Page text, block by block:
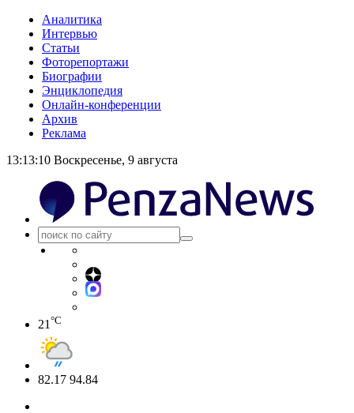
Аналитика
Интервью
Статьи
Фоторепортажи
Биографии
Энциклопедия
Онлайн-конференции
Архив
Реклама
13:13:11Воскресенье, 9 августа
21 °C
82.17 94.84